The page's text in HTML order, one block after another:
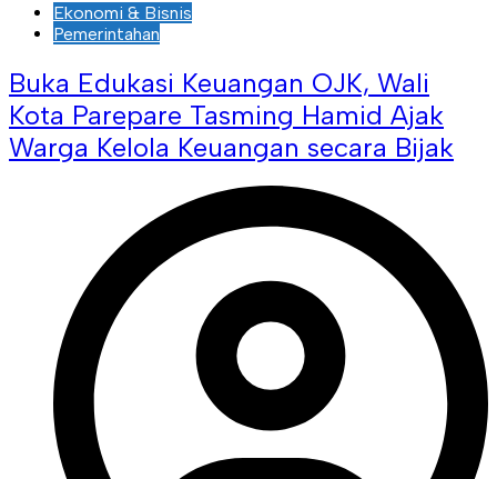
Ekonomi & Bisnis
Pemerintahan
Buka Edukasi Keuangan OJK, Wali
Kota Parepare Tasming Hamid Ajak
Warga Kelola Keuangan secara Bijak